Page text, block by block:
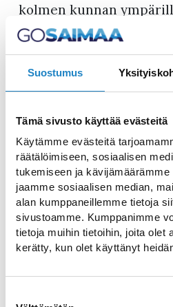
Suostumus
Tämä sivusto käyttää evästeitä
Käytämme evästeitä
räätälöimiseen, sosiaalisen
tukemiseen ja
jaamme sosiaalisen median,
alan kumppaneillemme tietoja
sivustoamme. Kumppanimme
tietoja muihin tietoihin, joita olet
kerätty, kun olet käyttänyt
kolmen kunnan
Viidenkymmenen
hajanaisesta eri
paikkakunnasta
Matkailuoppaat
kokemuksella
niin kotimaassa kuin
Erityisen suosittuja
menetettyyn Karjalaan
Svetogorskiin ja
myös Viroon.